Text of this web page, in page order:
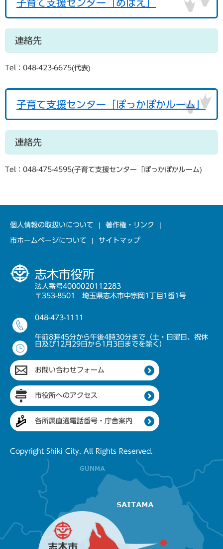
子育て支援センター「めばえ」
連絡先
Tel：048-423-6675 代表
子育て支援センター「ぽっかぽかルーム」
連絡先
Tel：048-475-4595 子育て支援センター「ぽっかぽかルーム
個人情報の取扱いについて 著作権・リンク
市ホームページについて サイトマップ
志木市役所
法人番号4000020112283
〒353-8501 埼玉県志木市中宗岡1丁目1番1号
048-473-1111
午前8時45分から午後4時30分まで（土・日曜日、祝休
日及び12月29日から1月3日までを除く）
お問い合わせフォーム
市役所へのアクセス
各所属直通電話番号・庁舎案内
Copyright Shiki City. All Rights Reserved.